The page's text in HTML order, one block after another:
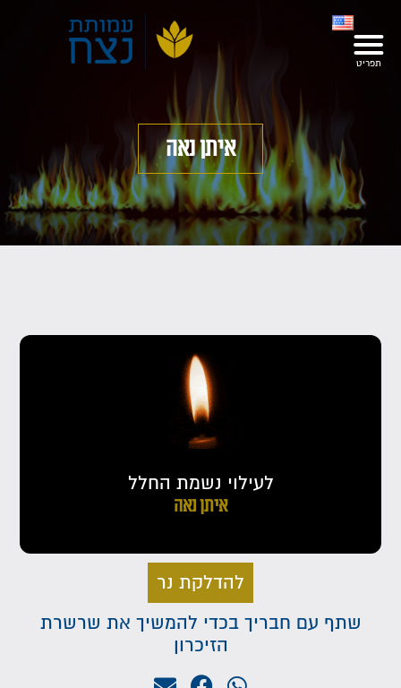
איתן נאה
לעילוי נשמת החלל
איתן נאה
להדלקת נר
שתף עם חבריך בכדי להמשיך את שרשרת
הזיכרון